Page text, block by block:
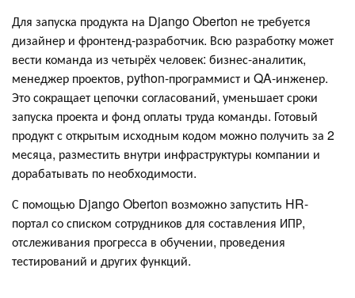
Для запуска продукта на Django Oberton не требуется
дизайнер и фронтенд-разработчик. Всю разработку может
вести команда из четырёх человек: бизнес-аналитик,
менеджер проектов, python-программист и QA-инженер.
Это сокращает цепочки согласований, уменьшает сроки
запуска проекта и фонд оплаты труда команды. Готовый
продукт с открытым исходным кодом можно получить за 2
месяца, разместить внутри инфраструктуры компании и
дорабатывать по необходимости.
С помощью Django Oberton возможно запустить HR-
портал со списком сотрудников для составления ИПР,
отслеживания прогресса в обучении, проведения
тестирований и других функций.